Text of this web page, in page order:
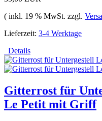
( inkl. 19 % MwSt. zzgl.
Lieferzeit: 3-4 Werktage
Details
Gitterrost für
Le Petit mit Griff